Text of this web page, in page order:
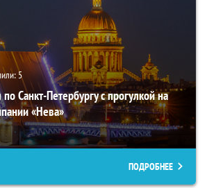
5
Санкт-Петербургу с прогулкой на
«Нева»
ПОДРОБНЕЕ